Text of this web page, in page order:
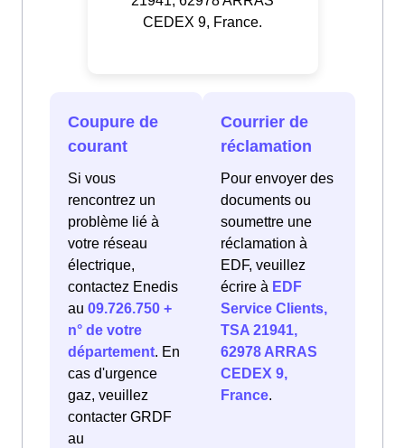
CEDEX 9, France.
Coupure de
courant
Si vous
rencontrez un
problème lié à
votre réseau
électrique,
contactez Enedis
au 09.726.750 +
n° de votre
département. En
cas d'urgence
gaz, veuillez
contacter GRDF
au
Courrier de
réclamation
Pour envoyer des
documents ou
soumettre une
réclamation à
EDF, veuillez
écrire à EDF
Service Clients,
TSA 21941,
62978 ARRAS
CEDEX 9,
France.